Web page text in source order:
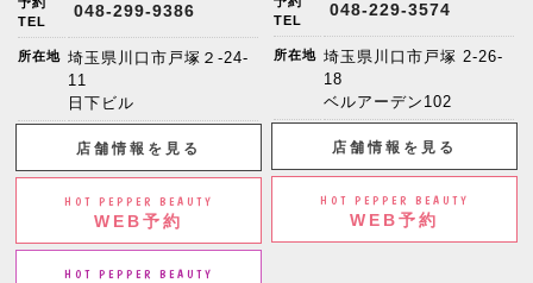
予約
TEL
048-299-9386
所在地 埼玉県川口市戸塚２-24-
11
日下ビル
店舗情報を見る
HOT PEPPER BEAUTY
WEB予約
HOT PEPPER BEAUTY
TEL
048-229-3574
所在地 埼玉県川口市戸塚 2-26-
18
ベルアーデン102
店舗情報を見る
HOT PEPPER BEAUTY
WEB予約